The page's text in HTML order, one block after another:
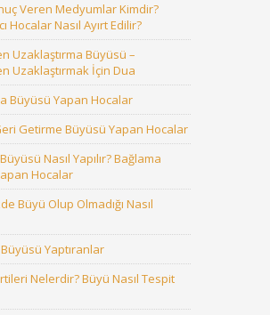
Veren Medyumlar Kimdir?
Hocalar Nasıl Ayırt Edilir?
Uzaklaştırma Büyüsü –
Uzaklaştırmak İçin Dua
Büyüsü Yapan Hocalar
Getirme Büyüsü Yapan Hocalar
Nasıl Yapılır? Bağlama
Hocalar
Büyü Olup Olmadığı Nasıl
Yaptıranlar
Nelerdir? Büyü Nasıl Tespit